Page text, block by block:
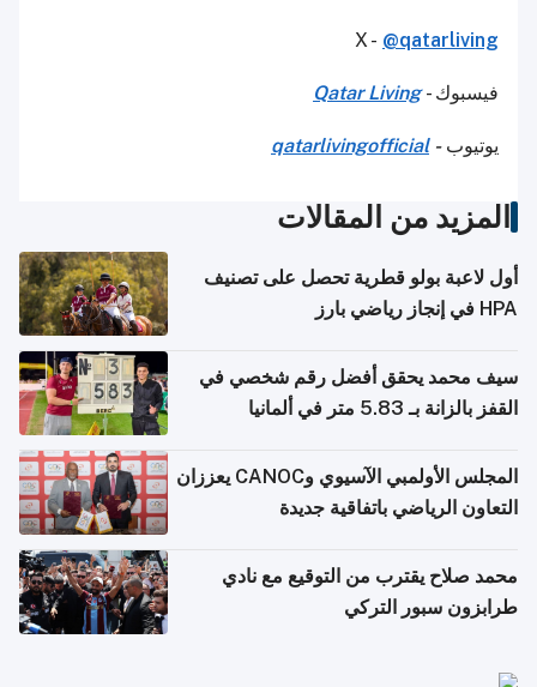
X - @qatarliving
فيسبوك -Qatar Living
يوتيوب-
qatarlivingofficial
المزيد من المقالات
أول لاعبة بولو قطرية تحصل على تصنيف
HPA في إنجاز رياضي بارز
سيف محمد يحقق أفضل رقم شخصي في
القفز بالزانة بـ 5.83 متر في ألمانيا
المجلس الأولمبي الآسيوي وCANOC يعززان
التعاون الرياضي باتفاقية جديدة
محمد صلاح يقترب من التوقيع مع نادي
طرابزون سبور التركي